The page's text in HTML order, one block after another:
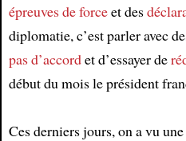
Article
épreuves de forceet des
diplomatie, c’est parler avec
pas d’accordet d’essayer de
début du mois le président
Ces derniers jours, on a vu